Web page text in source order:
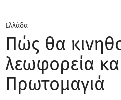
Ελλάδα
Πώς θα
λεωφορεία
Πρωτομαγιά